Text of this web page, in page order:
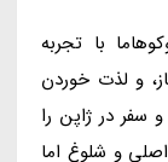
با تجربه
و لذت خوردن
سفر در ژاپن را
اصلی و شلوغ اما